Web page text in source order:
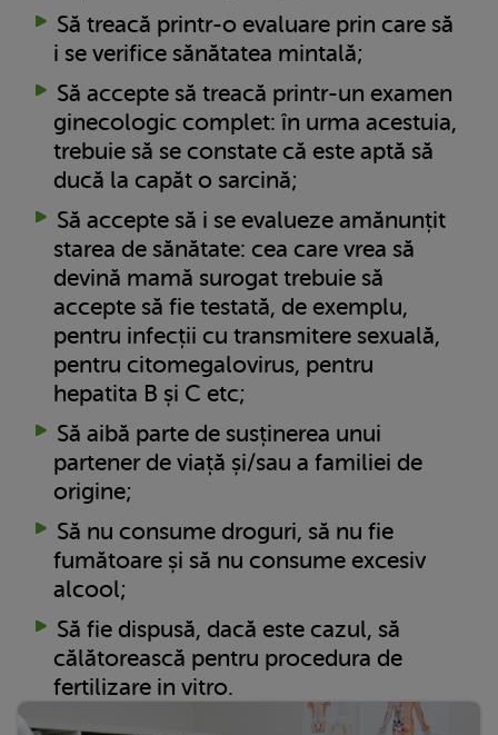
Să treacă printr-o evaluare prin care să
i se verifice sănătatea mintală;
Să accepte să treacă printr-un examen
ginecologic complet: în urma acestuia,
trebuie să se constate că este aptă să
ducă la capăt o sarcină;
Să accepte să i se evalueze amănunțit
starea de sănătate: cea care vrea să
devină mamă surogat trebuie să
accepte să fie testată, de exemplu,
pentru infecții cu transmitere sexuală,
pentru citomegalovirus, pentru
hepatita B și C etc;
Să aibă parte de susținerea unui
partener de viață și/sau a familiei de
origine;
Să nu consume droguri, să nu fie
fumătoare și să nu consume excesiv
alcool;
Să fie dispusă, dacă este cazul, să
călătorească pentru procedura de
fertilizare in vitro.